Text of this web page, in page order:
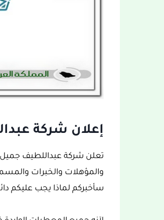
إعلان شركة عبداللطيف
والمؤهلات والخبرات
سأخبركم لماذا يجب عليكم